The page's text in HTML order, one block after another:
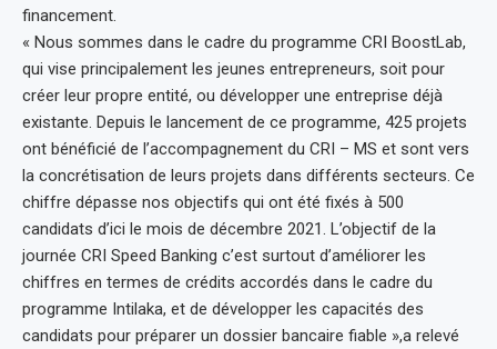
financement.
« Nous sommes dans le cadre du programme CRI BoostLab,
qui vise principalement les jeunes entrepreneurs, soit pour
créer leur propre entité, ou développer une entreprise déjà
existante. Depuis le lancement de ce programme, 425 projets
ont bénéficié de l’accompagnement du CRI – MS et sont vers
la concrétisation de leurs projets dans différents secteurs. Ce
chiffre dépasse nos objectifs qui ont été fixés à 500
candidats d’ici le mois de décembre 2021. L’objectif de la
journée CRI Speed Banking c’est surtout d’améliorer les
chiffres en termes de crédits accordés dans le cadre du
programme Intilaka, et de développer les capacités des
candidats pour préparer un dossier bancaire fiable »,a relevé